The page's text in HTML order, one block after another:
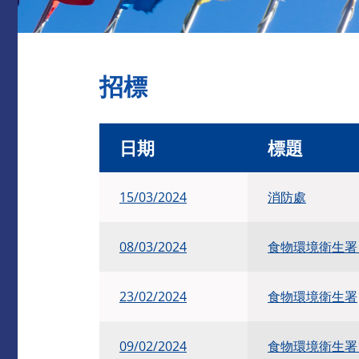
招標
日期 標題
15/03/2024 消防處
08/03/2024 食物環境衛生
23/02/2024 食物環境衛生署
09/02/2024 食物環境衛生